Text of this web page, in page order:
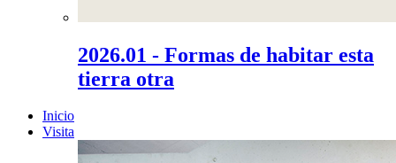
2026.01 - Formas de habitar esta
tierra otra
Inicio
Visita